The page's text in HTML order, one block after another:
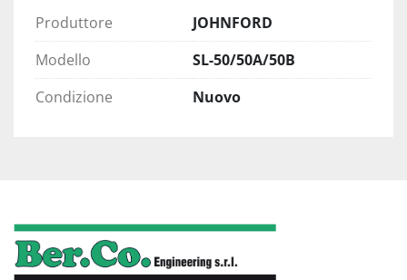
Produttore
JOHNFORD
Modello
SL-50/50A/50B
Condizione
Nuovo